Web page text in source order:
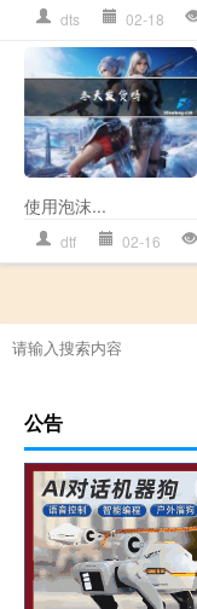
dts 02-18
使用泡沫...
dtf 02-16
公告